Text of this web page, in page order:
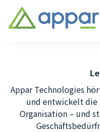
Appar Technologies
und entwickelt die
Organisation – und